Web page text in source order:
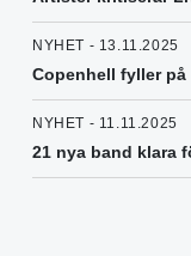
NYHET - 13.11.2025
Copenhell fyller
NYHET - 11.11.2025
21 nya band klara